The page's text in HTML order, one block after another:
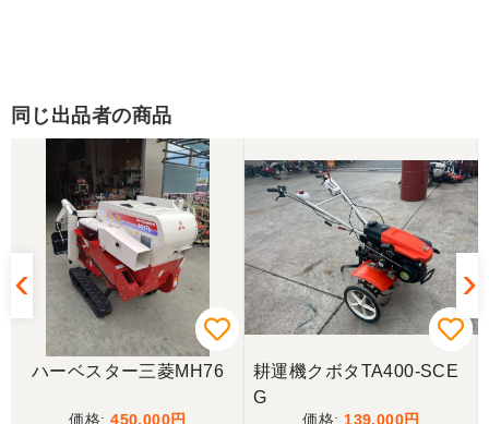
同じ出品者の商品
ハーベスター三菱MH76
450,000
耕運機クボタTA400-SCE
G
139,000